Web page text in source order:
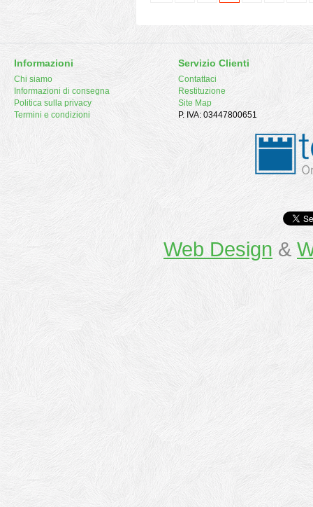
Informazioni
Chi siamo
Informazioni di consegna
Politica sulla privacy
Termini e condizioni
Servizio Clienti
Contattaci
Restituzione
Site Map
P. IVA: 03447800651
Web Design &